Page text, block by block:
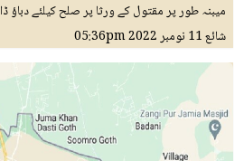
میبنہ طور پر مقتول کے ورثا پر صلح کیلئے دباؤ
شائع11 نومبر 2022 05:36pm